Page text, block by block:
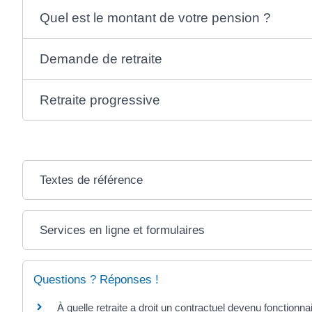
Quel est le montant de votre pension ?
Demande de retraite
Retraite progressive
Textes de référence
Services en ligne et formulaires
Questions ? Réponses !
À quelle retraite a droit un contractuel devenu